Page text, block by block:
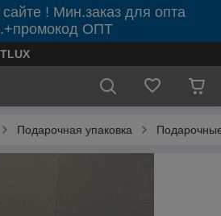
! Мин.заказ для опта
ОПТ
Подарочная упаковка